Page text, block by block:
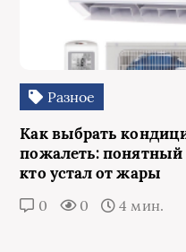
Разное
Как выбрать
пожалеть: понятный
кто устал от жары
0 0 4 мин.